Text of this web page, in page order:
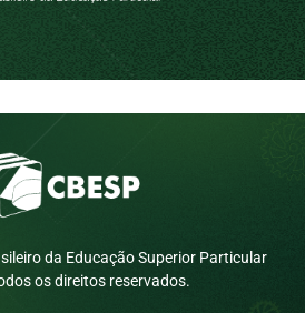
da Educação Superior Particular
os direitos reservados.